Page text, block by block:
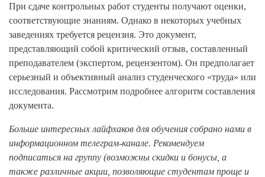
При сдаче контрольных работ студенты получают оценки,
соответствующие знаниям. Однако в некоторых учебных
заведениях требуется рецензия. Это документ,
представляющий собой критический отзыв, составленный
преподавателем (экспертом, рецензентом). Он предполагает
серьезный и объективный анализ студенческого «труда» или
исследования. Рассмотрим подробнее алгоритм составления
документа.
Больше интересных лайфхаков для обучения собрано нами в
информационном телеграм-канале. Рекомендуем
подписаться на группу (возможны скидки и бонусы, а
также различные акции, позволяющие студентам проще и